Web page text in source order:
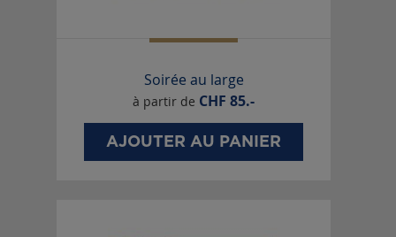
Soirée au large
à partir de CHF 85.-
AJOUTER AU PANIER